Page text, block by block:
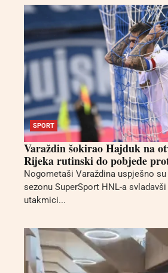
SPORT
Varaždin šokirao Hajduk na
Rijeka rutinski do pobjede
Nogometaši Varaždina uspješno
sezonu SuperSport HNL-a
utakmici...